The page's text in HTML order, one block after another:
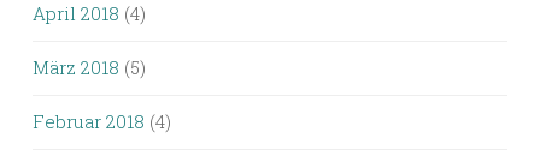
April 2018 (4)
März 2018 (5)
Februar 2018 (4)